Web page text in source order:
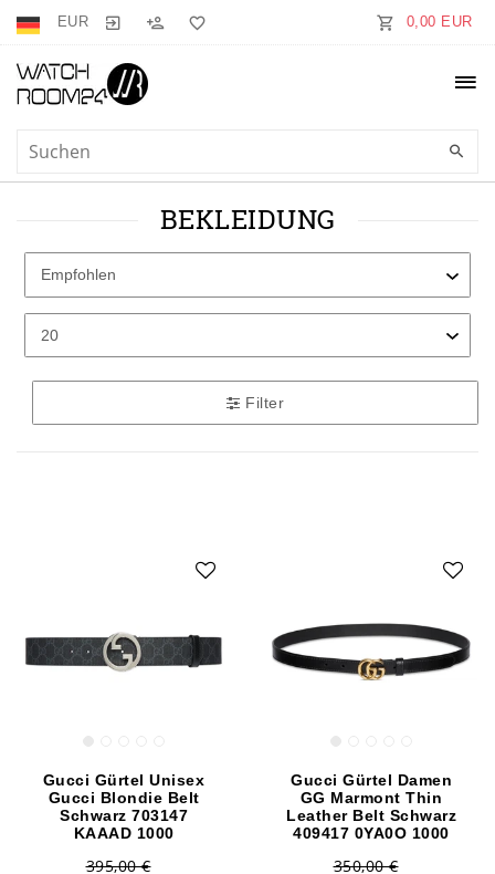
EUR 0,00 EUR
BEKLEIDUNG
Filter
Gucci Gürtel Unisex
Gucci Blondie Belt
Schwarz 703147
KAAAD 1000
395,00 €
Gucci Gürtel Damen
GG Marmont Thin
Leather Belt Schwarz
409417 0YA0O 1000
350,00 €